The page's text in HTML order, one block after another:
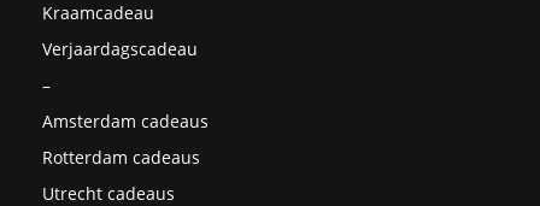
Kraamcadeau
Verjaardagscadeau
–
Amsterdam cadeaus
Rotterdam cadeaus
Utrecht cadeaus